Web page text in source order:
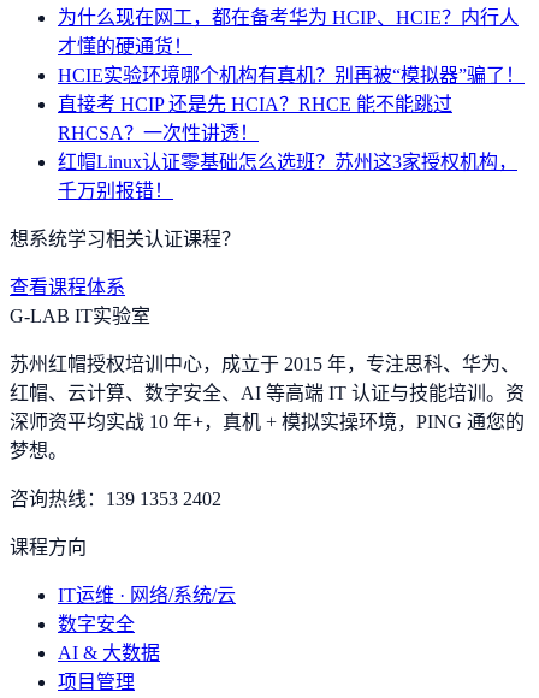
为什么现在网工，都在备考华为 HCIP、HCIE？内行人
才懂的硬通货！
HCIE实验环境哪个机构有真机？别再被“模拟器”骗了！
直接考 HCIP 还是先 HCIA？RHCE 能不能跳过
RHCSA？一次性讲透！
红帽Linux认证零基础怎么选班？苏州这3家授权机构，
千万别报错！
想系统学习相关认证课程？
查看课程体系
G-LAB IT实验室
苏州红帽授权培训中心，成立于 2015 年，专注思科、华为、
红帽、云计算、数字安全、AI 等高端 IT 认证与技能培训。资
深师资平均实战 10 年+，真机 + 模拟实操环境， PING 通您的
梦想。
咨询热线： 139 1353 2402
课程方向
IT运维 · 网络/系统/云
数字安全
AI & 大数据
项目管理